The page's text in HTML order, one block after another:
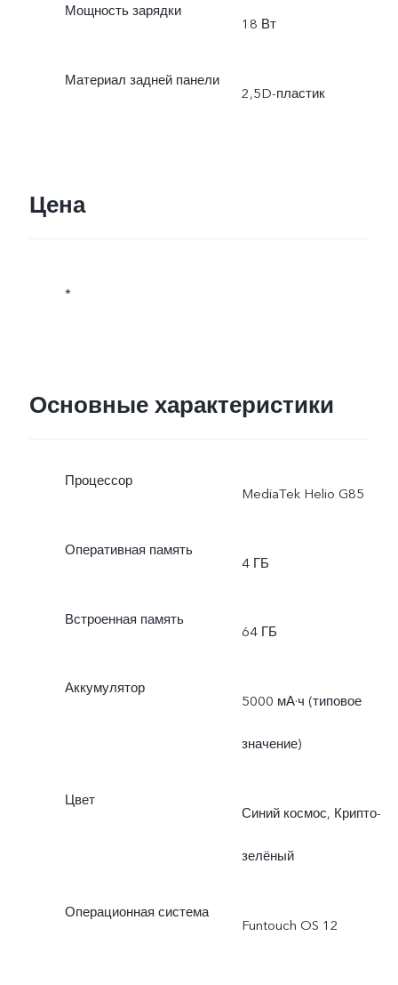
Мощность зарядки
18 Вт
Материал задней панели
2,5D-пластик
Цена
*
Основные характеристики
Процессор
MediaTek Helio G85
Оперативная память
4 ГБ
Встроенная память
64 ГБ
Аккумулятор
5000 мА·ч (типовое
значение)
Цвет
Синий космос, Крипто-
зелёный
Операционная система
Funtouch OS 12